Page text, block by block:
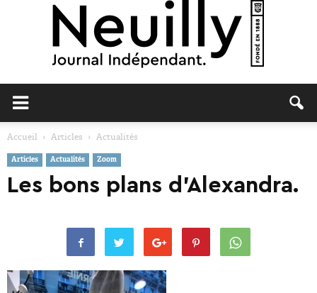
Accueil Articles Actualités
Articles Actualités Zoom
Les bons plans d’Alexandra.